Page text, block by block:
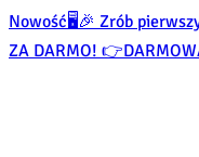
Nowość🖥️🎉 Zrób
ZA DARMO! 👉